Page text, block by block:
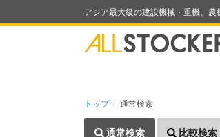
アジア最大級の建設機械・重機、農
トップ 通常検索
通常検索 比較検索